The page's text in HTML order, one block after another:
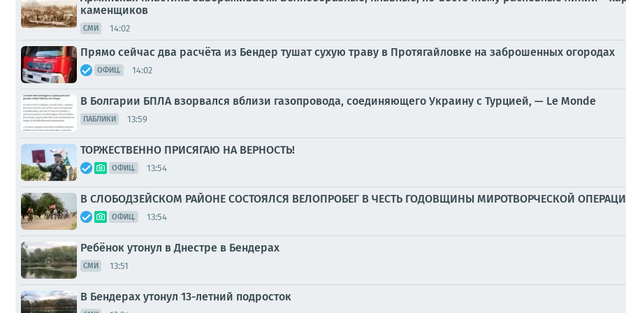
каменщиков
СМИ 14:02
Прямо сейчас два расчёта из Бендер тушат сухую траву в Протягайловке на заброшенных огородах
ОФИЦ. 14:02
В Болгарии БПЛА взорвался вблизи газопровода, соединяющего Украину с Турцией, — Le Monde
ПАБЛИКИ 13:59
ТОРЖЕСТВЕННО ПРИСЯГАЮ НА ВЕРНОСТЬ!
ОФИЦ. 13:54
В СЛОБОДЗЕЙСКОМ РАЙОНЕ СОСТОЯЛСЯ ВЕЛОПРОБЕГ В ЧЕСТЬ ГОДОВЩИНЫ МИРОТВОРЧЕСКОЙ
ОФИЦ. 13:54
Ребёнок утонул в Днестре в Бендерах
СМИ 13:51
В Бендерах утонул 13-летний подросток